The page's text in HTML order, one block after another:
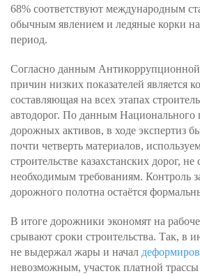
68% соответствуют международным
обычным явлением и ледяные корки
период.
Согласно данным
причин низких показателей является
составляющая на всех этапах
автодорог. По данным Национального
дорожных активов, в ходе экспертиз
почти четверть материалов,
строительстве казахстанских дорог, не
необходимым требованиям. Контроль
дорожного полотна остаётся
В итоге дорожники экономят на
срывают сроки строительства. Так, в
не выдержал жары и начал
невозможным, участок платной